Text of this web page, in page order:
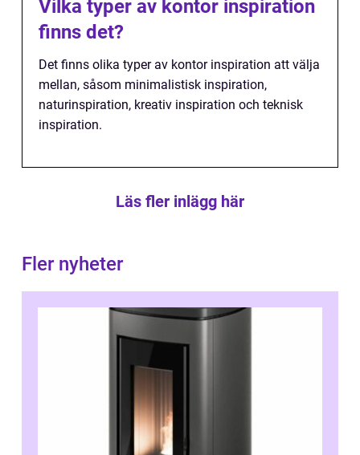
Vilka typer av kontor inspiration
finns det?
Det finns olika typer av kontor inspiration att välja
mellan, såsom minimalistisk inspiration,
naturinspiration, kreativ inspiration och teknisk
inspiration.
Läs fler inlägg här
Fler nyheter